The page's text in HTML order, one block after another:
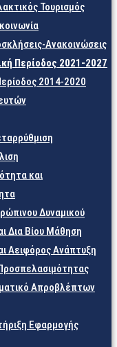
Τουρισμός
Ανακοινώσεις
Περίοδος 2021-2027
2014-2020
και
Δυναμικού
Δια Βίου Μάθηση
Αειφόρος Ανάπτυξη
Απροβλέπτων
Εφαρμογής